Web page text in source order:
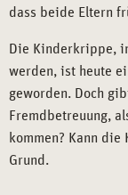
dass beide Eltern
Die Kinderkrippe,
werden, ist heute
geworden. Doch
Fremdbetreuung,
kommen? Kann die
Grund.